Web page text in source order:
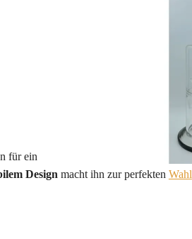
für ein
Design macht ihn zur perfekten Wahl